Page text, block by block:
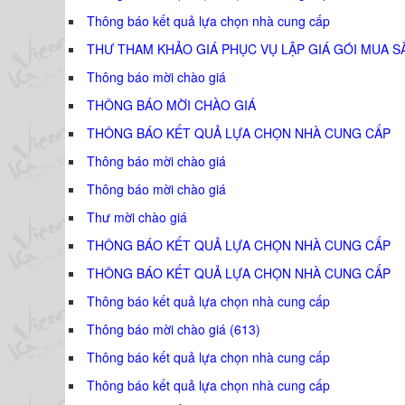
Thông báo kết quả lựa chọn nhà cung cấp
THƯ THAM KHẢO GIÁ PHỤC VỤ LẬP GIÁ GÓI MUA
Thông báo mời chào giá
THÔNG BÁO MỜI CHÀO GIÁ
THÔNG BÁO KẾT QUẢ LỰA CHỌN NHÀ CUNG CẤP
Thông báo mời chào giá
Thông báo mời chào giá
Thư mời chào giá
THÔNG BÁO KẾT QUẢ LỰA CHỌN NHÀ CUNG CẤP
THÔNG BÁO KẾT QUẢ LỰA CHỌN NHÀ CUNG CẤP
Thông báo kết quả lựa chọn nhà cung cấp
Thông báo mời chào giá (613)
Thông báo kết quả lựa chọn nhà cung cấp
Thông báo kết quả lựa chọn nhà cung cấp